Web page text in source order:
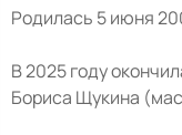
Родилась 5 июня
В 2025 году
Бориса Щукина